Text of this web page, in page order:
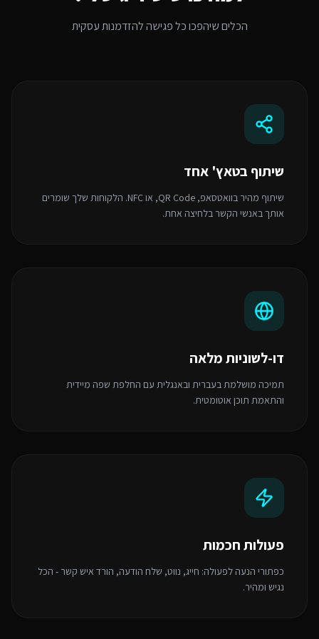
הכלים שיהפכו כל פגישה להזדמנות עסקית
שיתוף בטאץ' אחד
שיתוף מהיר בוואטסאפ, QR Code, או NFC. הלקוחות שלך שומרים
אותך באנשי הקשר בלחיצה אחת.
דו-לשוניות מלאה
תמיכה מושלמת בעברית ובאנגלית עם החלפת שפה מיידית
והתאמת תוכן אוטומטית.
פעולות חכמות
כפתורי הנעה לפעולה: חייג, נווט, שלח הודעה, הורד איש קשר - הכל
נגיש ומהיר.